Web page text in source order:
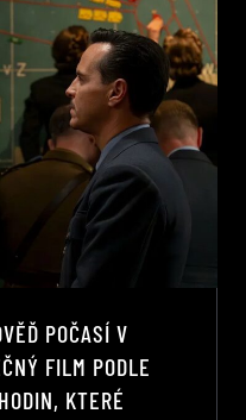
POČASÍ V
FILM PODLE
KTERÉ